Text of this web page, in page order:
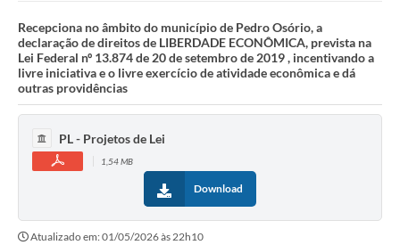
Recepciona no âmbito do município de Pedro Osório, a
declaração de direitos de LIBERDADE ECONÔMICA, prevista na
Lei Federal nº 13.874 de 20 de setembro de 2019 , incentivando a
livre iniciativa e o livre exercício de atividade econômica e dá
outras providências
PL - Projetos de Lei
1,54 MB
Download
Atualizado em: 01/05/2026 às 22h10